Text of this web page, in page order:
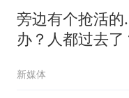
旁边有个抢活
办？人都过去了
新媒体